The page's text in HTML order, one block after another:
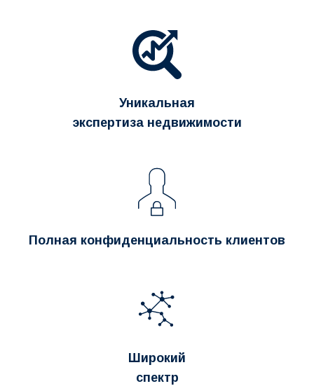
Уникальная
экспертиза недвижимости
Полная конфиденциальность клиентов
Широкий
спектр